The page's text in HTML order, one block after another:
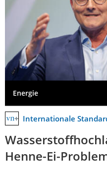
Energie
Internationale
Henne-Ei-